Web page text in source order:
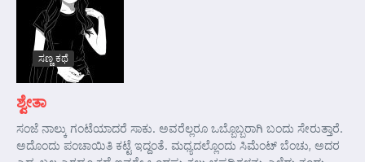
ಸಣ್ಣ ಕಥೆ
ಶ್ವೇತಾ
ಸಂಜೆ ನಾಲ್ಕು ಗಂಟೆಯಾದರೆ ಸಾಕು. ಅವರೆಲ್ಲರೂ ಒಬ್ಬೊಬ್ಬರಾಗಿ ಬಂದು ಸೇರುತ್ತಾರೆ.
ಅದೊಂದು ಪಂಚಾಯಿತಿ ಕಟ್ಟೆ ಇದ್ದಂತೆ. ಮಧ್ಯದಲ್ಲೊಂದು ಸಿಮೆಂಟ್ ಬೆಂಚು, ಅದರ